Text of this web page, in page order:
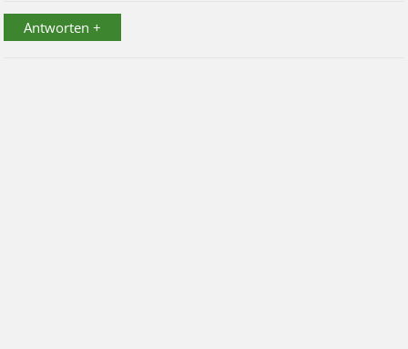
Antworten +